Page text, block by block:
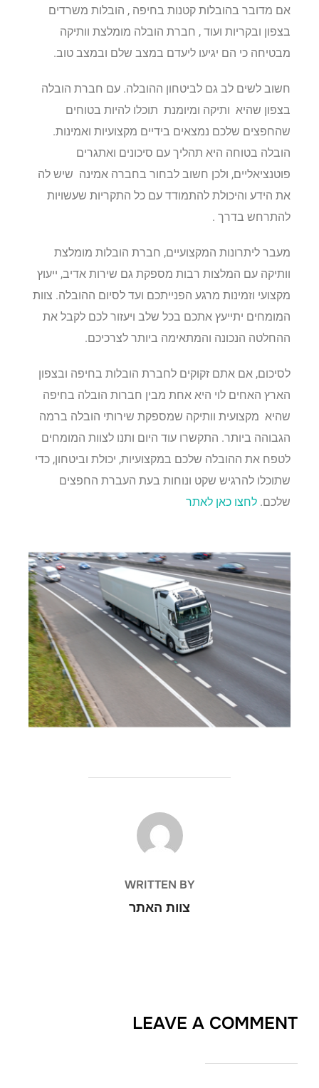
אם מדובר בהובלות קטנות בחיפה , הובלות משרדים
בצפון ובקריות ועוד , חברת הובלה מומלצת וותיקה
מבטיחה כי הם יגיעו ליעדם במצב שלם ובמצב טוב.
חשוב לשים לב גם לביטחון ההובלה. עם חברת הובלה
בצפון שהיא ותיקה ומיומנת תוכלו להיות בטוחים
שהחפצים שלכם נמצאים בידיים מקצועיות ואמינות.
הובלה בטוחה היא תהליך עם סיכונים ואתגרים
פוטנציאליים, ולכן חשוב לבחור בחברה אמינה שיש לה
את הידע והיכולת להתמודד עם כל התקריות שעשויות
להתרחש בדרך .
מעבר ליתרונות המקצועיים, חברת הובלות מומלצת
וותיקה עם המלצות רבות מספקת גם שירות אדיב, ייעוץ
מקצועי וזמינות מרגע הפנייתכם ועד לסיום ההובלה. צוות
המומחים יתייעץ אתכם בכל שלב ויעזור לכם לקבל את
ההחלטה הנכונה והמתאימה ביותר לצרכיכם.
לסיכום, אם אתם זקוקים לחברת הובלות בחיפה ובצפון
הארץ האחים לוי היא אחת מבין חברות הובלה בחיפה
שהיא מקצועית וותיקה שמספקת שירותי הובלה ברמה
הגבוהה ביותר. התקשרו עוד היום ותנו לצוות המומחים
לטפח את ההובלה שלכם במקצועיות, יכולת וביטחון, כדי
שתוכלו להרגיש שקט ונוחות בעת העברת החפצים
שלכם. לחצו כאן לאתר
POST AUTHOR
WRITTEN BY
צוות האתר
LEAVE A COMMENT